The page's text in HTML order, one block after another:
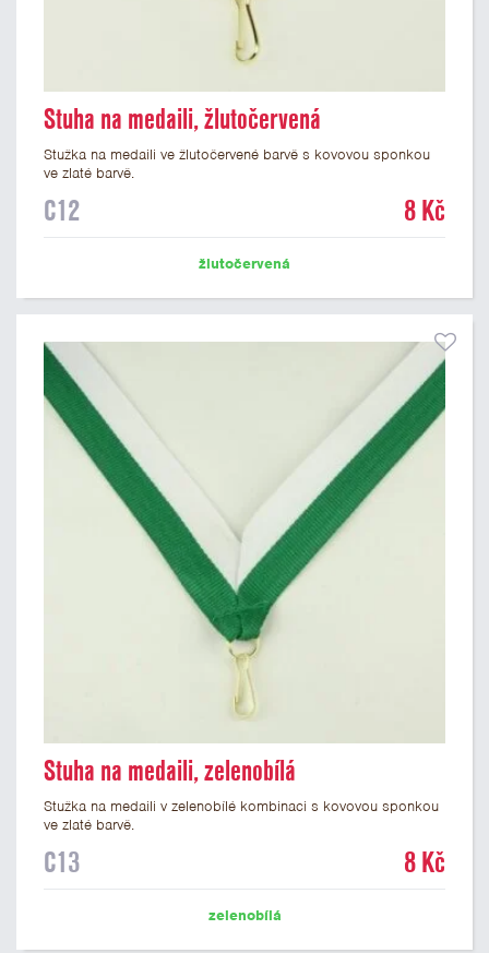
Stuha na medaili, žlutočervená
Stužka na medaili ve žlutočervené barvě s kovovou sponkou
ve zlaté barvě.
C12 8 Kč
žlutočervená
Stuha na medaili, zelenobílá
Stužka na medaili v zelenobílé kombinaci s kovovou sponkou
ve zlaté barvě.
C13 8 Kč
zelenobílá